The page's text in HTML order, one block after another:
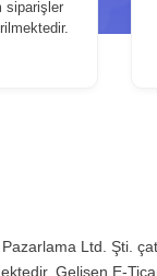
siparişler
Ltd. Şti.
Gelişen E-